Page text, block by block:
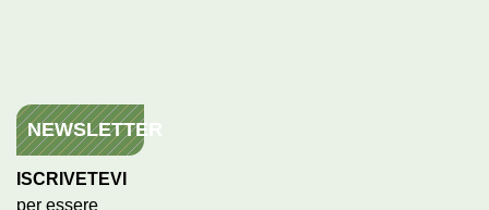
NEWSLETTER
ISCRIVETEVI
per essere